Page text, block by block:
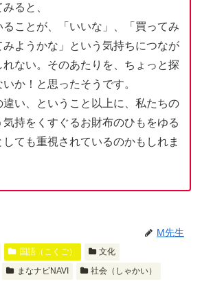
ると、
ことが、「いいな」、「買ってみ
みようかな」という気持ちにつなが
れない。そのあたりを、ちょっと探
か！と思ったそうです。
い、ということ以上に、私たちの
気持をくすぐるお財布のひもをゆる
ても重視されているのかもしれま
M先生
国語（こくご）
文化
まなナビNAVI
社会（しゃかい）